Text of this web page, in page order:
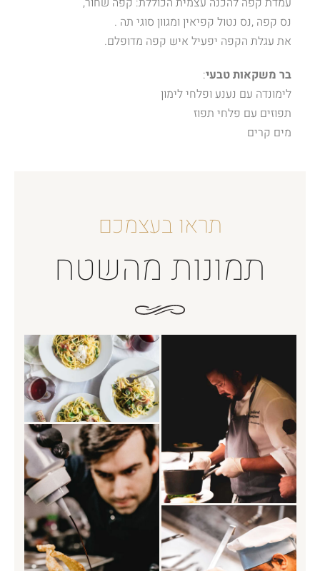
נס קפה ,נס נטול קפיאין ומגוון סוגי תה .
את עגלת הקפה יפעיל איש קפה מדופלם.
בר משקאות טבעי:
לימונדה עם נענע ופלחי לימון
תפוזים עם פלחי תפוז
מים קרים
תראו בעצמכם
תמונות מהשטח